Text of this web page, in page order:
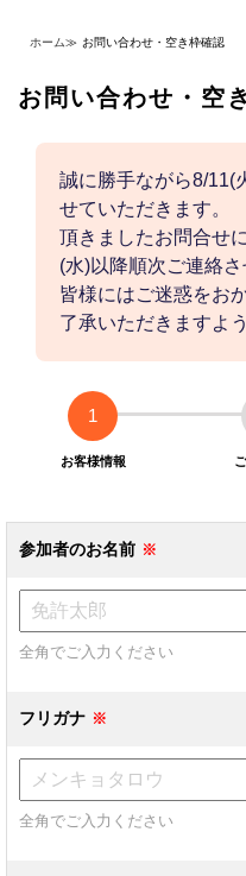
ホーム≫ お問い合わせ・空き枠確認
お問い合わせ・空
誠に勝手ながら8/11(
せていただきます。
頂きましたお問合せ
(水)以降順次ご連絡さ
皆様にはご迷惑をお
了承いただきますよ
1
お客様情報
参加者のお名前
全角でご入力ください
フリガナ
全角でご入力ください